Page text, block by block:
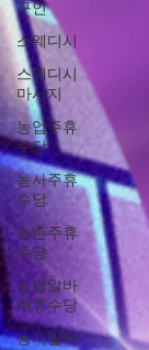
구인
스웨디시
스웨디시
마사지
농업주휴
수당
농사주휴
수당
농촌주휴
수당
농업알바
주휴수당
농사알바